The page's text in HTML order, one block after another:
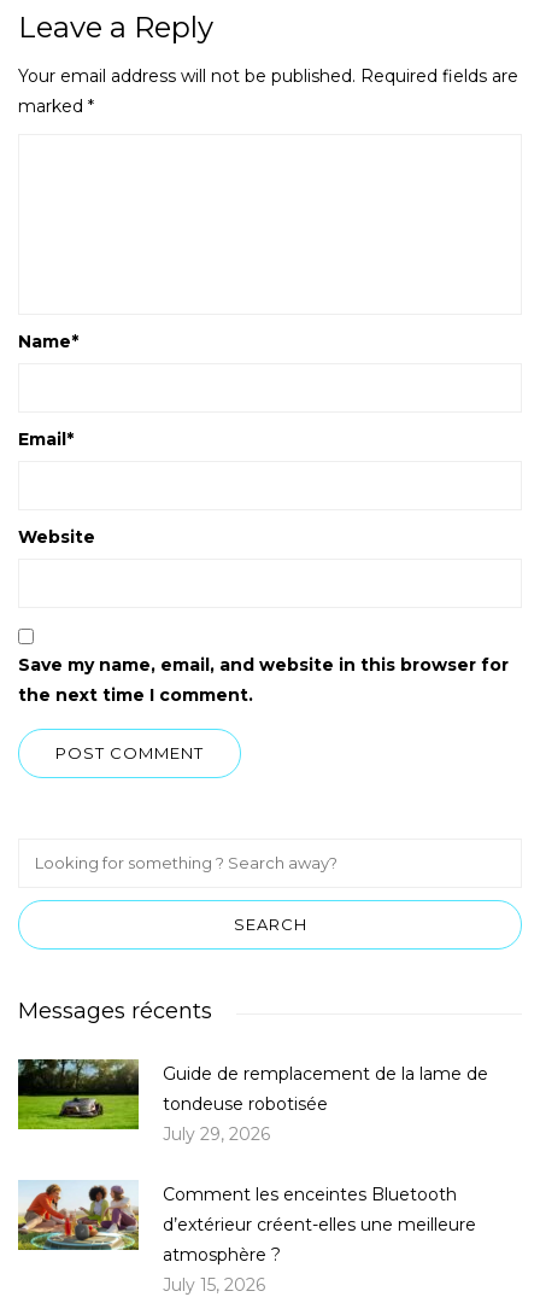
Leave a Reply
Your email address will not be published. Required fields are
marked *
Name*
Email*
Website
Save my name, email, and website in this browser for
the next time I comment.
Messages récents
Guide de remplacement de la lame de
tondeuse robotisée
July 29, 2026
Comment les enceintes Bluetooth
d’extérieur créent-elles une meilleure
atmosphère ?
July 15, 2026